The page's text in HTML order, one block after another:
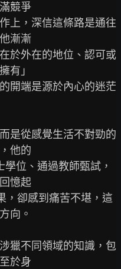
競爭
上，深信這條路是通往
漸漸
於外在的地位、認可或
有」
開端是源於內心的迷茫
是從感覺生活不對勁的
他的
位、通過教師甄試，
憶起
向。
獵不同領域的知識，包
於身